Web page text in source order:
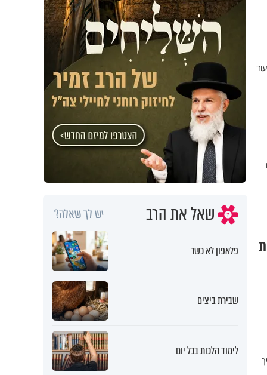
שאל את הרב יש לך שאלה?
פלאפון לא כשר
שבירת ביצים
לימוד הלכות בכל יום